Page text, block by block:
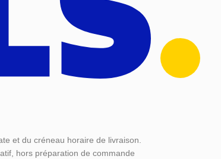
et du créneau horaire de livraison.
hors préparation de commande